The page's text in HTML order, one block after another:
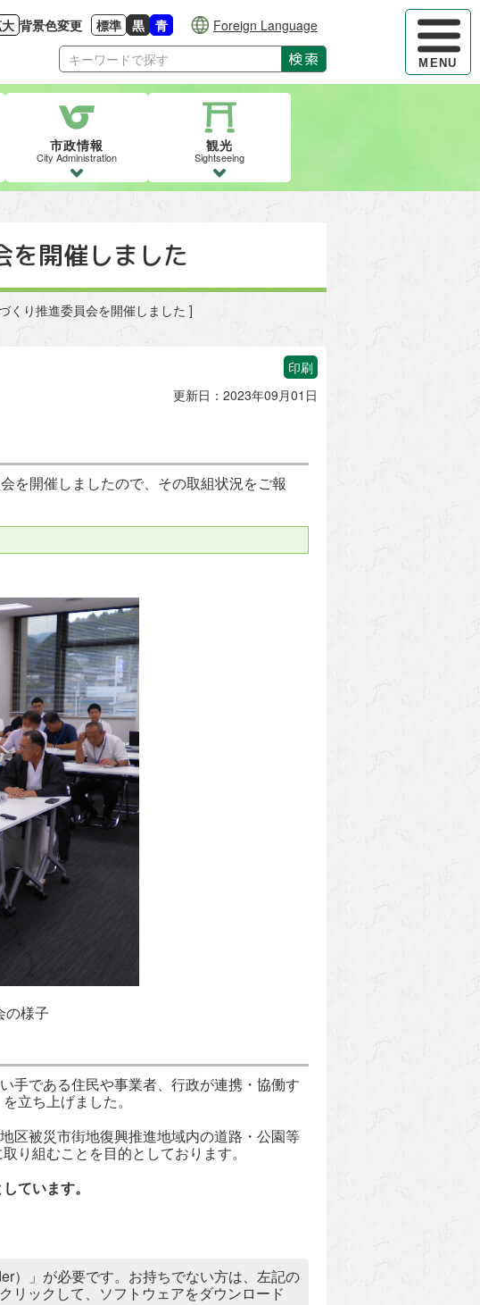
ハンバー
MENU
さをもとの大きさに戻す
を大きくする
背景色変更 標準
背景色の変更：白
黒
背景色の変更：黒
青
背景色の変更：青
Foreign Language
検索
市政情報
City Administration
観光
Sightseeing
を開催しました
くり推進委員会を開催しました ]
印刷
更新日：2023年09月01日
を開催しましたので、その取組状況をご報
の様子
手である住民や事業者、行政が連携・協働す
立ち上げました。
区被災市街地復興推進地域内の道路・公園等
り組むことを目的としております。
ています。
）」が必要です。お持ちでない方は、左記の
リックして、ソフトウェアをダウンロード